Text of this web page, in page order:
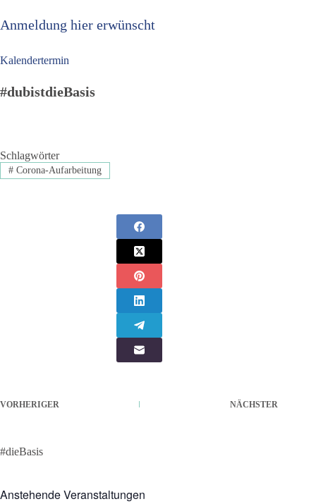
Anmeldung hier erwünscht
Kalendertermin
#dubistdieBasis
Schlagwörter
#Corona-Aufarbeitung
VORHERIGER NÄCHSTER
#dieBasis
Anstehende Veranstaltungen